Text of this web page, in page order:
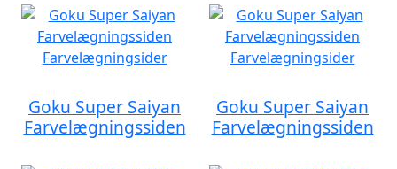
Goku Super Saiyan
Farvelægningssiden
Goku Super Saiyan
Farvelægningssiden